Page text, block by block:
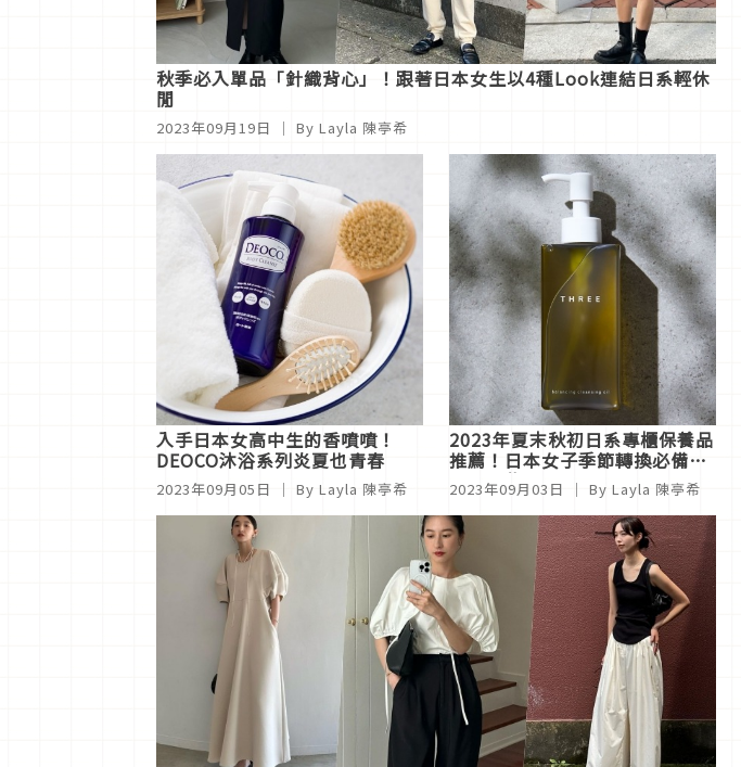
秋季必入單品「針織背心」！跟著日本女生以4種Look連結日系輕休
閒
2023年09月19日 ｜ By Layla 陳亭希
入手日本女高中生的香噴噴！
DEOCO沐浴系列炎夏也青春
2023年09月05日 ｜ By Layla 陳亭希
2023年夏末秋初日系專櫃保養品
推薦！日本女子季節轉換必備單
品有哪些？
2023年09月03日 ｜ By Layla 陳亭希